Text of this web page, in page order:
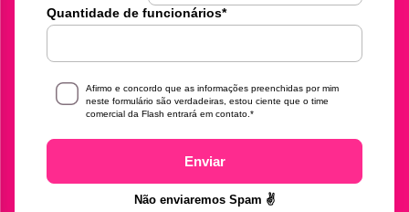
Quantidade de funcionários*
Afirmo e concordo que as informações preenchidas por mim
neste formulário são verdadeiras, estou ciente que o time
comercial da Flash entrará em contato. *
Enviar
Não enviaremos Spam ✌️